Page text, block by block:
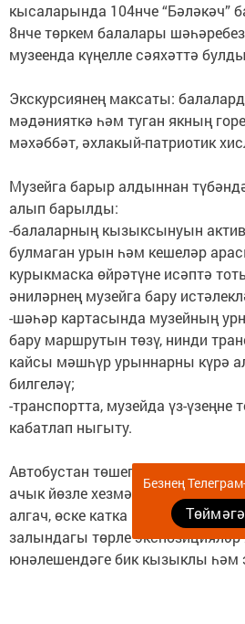
кысаларында 104нче “Бәләкәч”
8нче төркем балалары
музеенда күңелле сәяхәттә
Экскурсиянең максаты:
мәдәнияткә һәм туган якның
мәхәббәт, әхлакый-патриотик
Музейга барыр алдыннан
алып барылды:
-балаларның кызыксынуын
булмаган урын һәм кешеләр
курыкмаска өйрәтүне исәптә
әниләрнең музейга бару
-шәһәр картасында музейның
бару маршрутын төзү, нинди
кайсы мәшһүр урыннарны күрә
билгеләү;
-транспортта, музейда үз-үзеңне
кабатлап ныгыту.
Автобустан төшеп якты матур
ачык йөзле хезмәткәрләр
алгач, өске катка юнәлдек.
залындагы төрле
юнәлешендәге бик кызыклы һәм
Безнең